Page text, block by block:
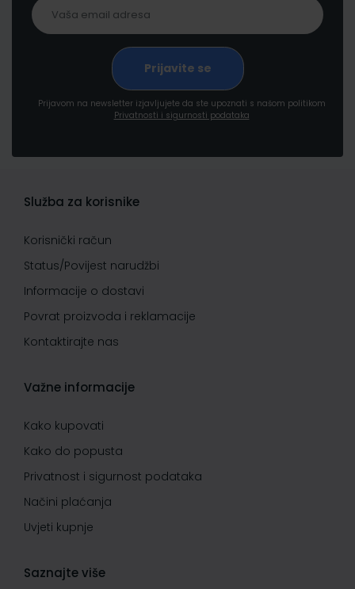
Prijavom na newsletter izjavljujete da ste upoznati s našom politikom
Privatnosti i sigurnosti podataka
Služba za korisnike
Korisnički račun
Status/Povijest narudžbi
Informacije o dostavi
Povrat proizvoda i reklamacije
Kontaktirajte nas
Važne informacije
Kako kupovati
Kako do popusta
Privatnost i sigurnost podataka
Načini plaćanja
Uvjeti kupnje
Saznajte više